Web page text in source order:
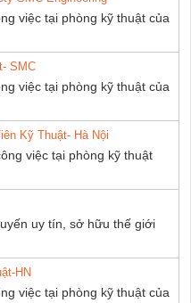
việc tại phòng kỹ thuật của
SMC
việc tại phòng kỹ thuật của
Kỹ Thuật- Hà Nội
việc tại phòng kỹ thuật
uy tín, sở hữu thế giới
HN
việc tại phòng kỹ thuật của